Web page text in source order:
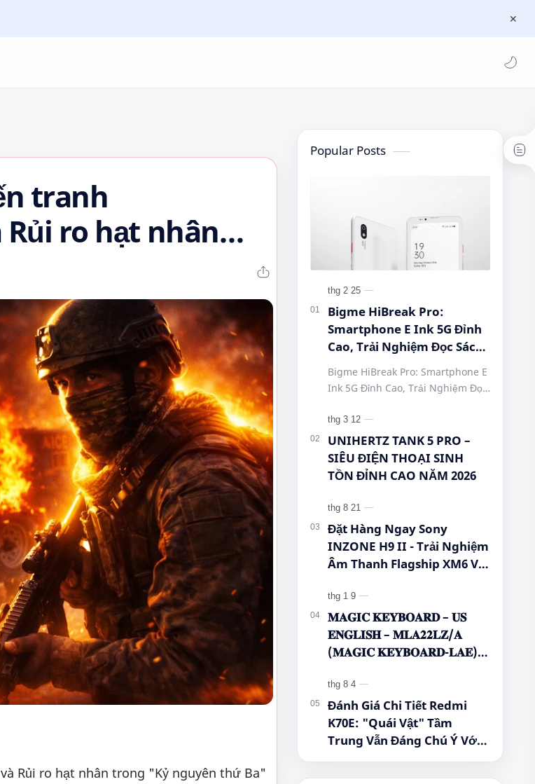
tranh
ro hạt nhân
Rủi ro hạt nhân trong "Kỷ nguyên thứ Ba"
Popular Posts
Bigme HiBreak Pro:
Smartphone E Ink 5G Đỉnh
Cao, Trải Nghiệm Đọc Sách
Mobile! #BigmeHiBreakPro
#SmartphoneEInk
#QueenMobile
#HiBreakPro5G
#DienThoaiDocSach
#CongNgheMoi
#EInkPhone
#5GSmartphone
Bigme HiBreak Pro: Smartphone E
Ink 5G Đỉnh Cao, Trải Nghiệm Đọc
#BigmeHiBreakPro
#SmartphoneEInk #QueenMobile
#Hi…
UNIHERTZ TANK 5 PRO –
SIÊU ĐIỆN THOẠI SINH
TỒN ĐỈNH CAO NĂM 2026
Đặt Hàng Ngay Sony
INZONE H9 II - Trải Nghiệm
Âm Thanh Flagship XM6 Với
𝐌𝐀𝐆𝐈𝐂 𝐊𝐄𝐘𝐁𝐎𝐀𝐑𝐃 – 𝐔𝐒
𝐄𝐍𝐆𝐋𝐈𝐒𝐇 – 𝐌𝐋𝐀𝟐𝟐𝐋𝐙/𝐀
(𝐌𝐀𝐆𝐈𝐂 𝐊𝐄𝐘𝐁𝐎𝐀𝐑𝐃-𝐋𝐀𝐄)
Đánh Giá Chi Tiết Redmi
K70E: "Quái Vật" Tầm
Trung Vẫn Đáng Chú Ý Với
Hình 1.5K Và Pin 5.500 mAh